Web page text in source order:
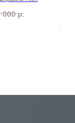
000 р.